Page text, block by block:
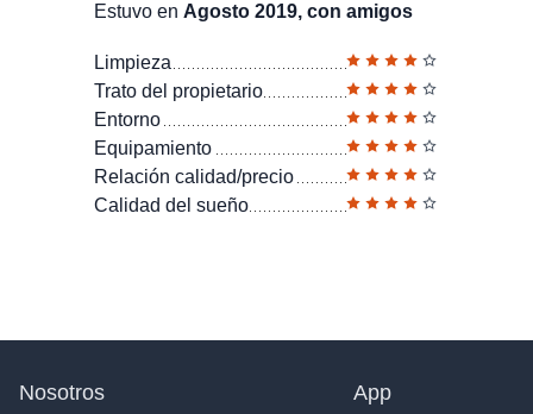
Estuvo en Agosto 2019, con amigos
Limpieza
Trato del propietario
Entorno
Equipamiento
Relación calidad/precio
Calidad del sueño
Nosotros App